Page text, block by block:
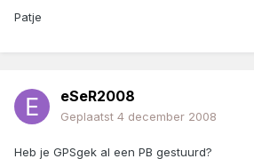
Patje
eSeR2008
Geplaatst 4 december 2008
Heb je GPSgek al een PB gestuurd?